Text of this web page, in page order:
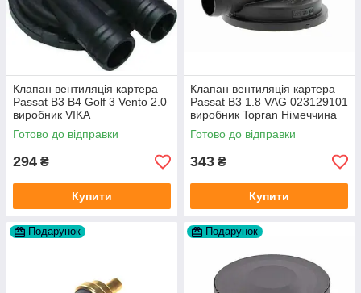
Клапан вентиляція картера
Passat B3 B4 Golf 3 Vento 2.0
виробник VIKA
Готово до відправки
294 ₴
Купити
Клапан вентиляція картера
Passat B3 1.8 VAG 023129101
виробник Topran Німеччина
Готово до відправки
343 ₴
Купити
Подарунок Подарунок